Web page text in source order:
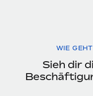
WIE
Sieh dir